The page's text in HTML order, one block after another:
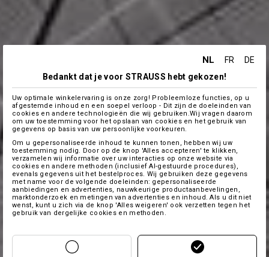
NL FR
DE
Bedankt dat je voor STRAUSS hebt gekozen!
Uw optimale winkelervaring is onze zorg! Probleemloze functies, op u
afgestemde inhoud en een soepel verloop - Dit zijn de doeleinden van
cookies en andere technologieën die wij gebruiken.Wij vragen daarom
om uw toestemming voor het opslaan van cookies en het gebruik van
gegevens op basis van uw persoonlijke voorkeuren.
Om u gepersonaliseerde inhoud te kunnen tonen, hebben wij uw
toestemming nodig. Door op de knop 'Alles accepteren' te klikken,
verzamelen wij informatie over uw interacties op onze website via
cookies en andere methoden (inclusief AI-gestuurde procedures),
evenals gegevens uit het bestelproces. Wij gebruiken deze gegevens
met name voor de volgende doeleinden: gepersonaliseerde
aanbiedingen en advertenties, nauwkeurige productaanbevelingen,
marktonderzoek en metingen van advertenties en inhoud. Als u dit niet
wenst, kunt u zich via de knop 'Alles weigeren' ook verzetten tegen het
gebruik van dergelijke cookies en methoden.